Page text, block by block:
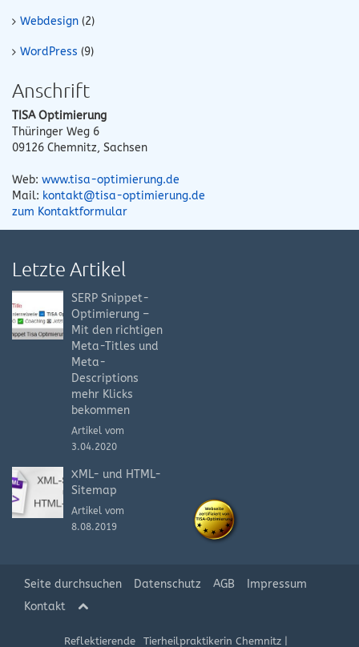
Webdesign (2)
WordPress (9)
Anschrift
TISA Optimierung
Thüringer Weg 6
09126 Chemnitz, Sachsen
Web: www.tisa-optimierung.de
Mail: kontakt@tisa-optimierung.de
zum Kontaktformular
Letzte Artikel
SERP Snippet-
Optimierung –
Mit den richtigen
Meta-Titles und
Meta-
Descriptions
mehr Klicks
bekommen
Artikel vom
3.04.2020
XML- und HTML-
Sitemap
Artikel vom
8.08.2019
Seite durchsuchen Datenschutz AGB
Impressum
Kontakt
Reflektierende Tierheilpraktikerin Chemnitz|